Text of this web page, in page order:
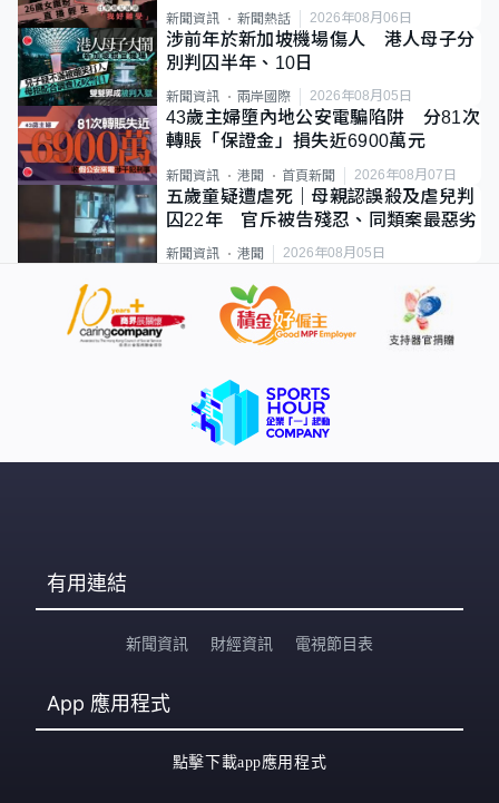
新聞資訊 新聞熱話 2026年08月06日
涉前年於新加坡機場傷人 港人母子分
別判囚半年、10日
新聞資訊 兩岸國際 2026年08月05日
43歲主婦墮內地公安電騙陷阱 分81次
轉賬「保證金」損失近6900萬元
新聞資訊 港聞 首頁新聞 2026年08月07日
五歲童疑遭虐死｜母親認誤殺及虐兒判
囚22年 官斥被告殘忍、同類案最惡劣
新聞資訊 港聞 2026年08月05日
有用連結
新聞資訊 財經資訊 電視節目表
App 應用程式
點擊下載app應用程式